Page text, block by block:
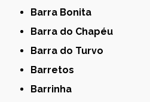
Barra Bonita
Barra do Chapéu
Barra do Turvo
Barretos
Barrinha